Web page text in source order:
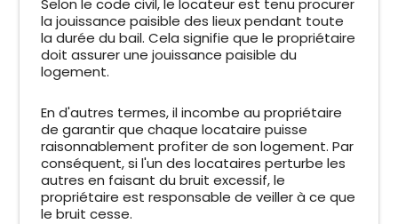
la jouissance paisible des lieux pendant toute
la durée du bail. Cela signifie que le propriétaire
doit assurer une jouissance paisible du
logement.
En d'autres termes, il incombe au propriétaire
de garantir que chaque locataire puisse
raisonnablement profiter de son logement. Par
conséquent, si l'un des locataires perturbe les
autres en faisant du bruit excessif, le
propriétaire est responsable de veiller à ce que
le bruit cesse.